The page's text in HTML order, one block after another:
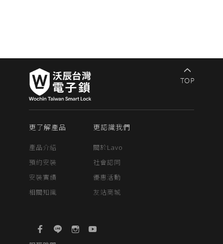
更了解產品
產品介紹
預約安裝
安裝實績
相關知識
更認識我們
關於Lavo
社會認同
優惠活動
友站商城